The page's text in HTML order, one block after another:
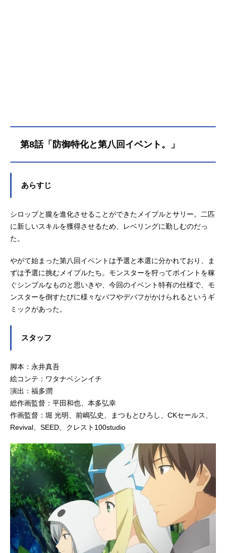
第8話「防御特化と第八回イベント。」
あらすじ
シロップと朧を進化させることができたメイプルとサリー。二匹
に新しいスキルを獲得させるため、レベリングに勤しむのだっ
た。
やがて始まった第八回イベントは予選と本選に分かれており、ま
ずは予選に挑むメイプルたち。モンスターを狩ってポイントを稼
ぐシンプルなものと思いきや、今回のイベント特有の仕様で、モ
ンスターを倒すたびに様々なバフやデバフがかけられるというギ
ミックがあった。
スタッフ
脚本：永井真吾
絵コンテ：ワタナベシンイチ
演出：福多潤
総作画監督：平田和也、本多弘幸
作画監督：堀 光明、前嶋弘史、まつもとひろし、CKセールス、
Revival、SEED、クレスト100studio